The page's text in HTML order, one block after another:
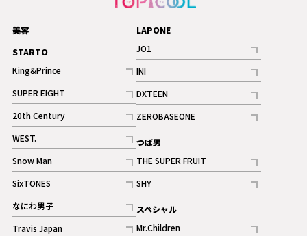
美容
STARTO
King&Prince
記事
SUPER EIGHT
記事
20th Century
記事
WEST.
記事
Snow Man
記事
ギャラリー
SixTONES
記事
ギャラリー
なにわ男子
記事
Travis Japan
LAPONE
JO1
記事
INI
記事
ギャラリー
DXTEEN
記事
ギャラリー
ZEROBASEONE
記事
つば男
THE SUPER FRUIT
記事
SHY
記事
スペシャル
Mr.Children